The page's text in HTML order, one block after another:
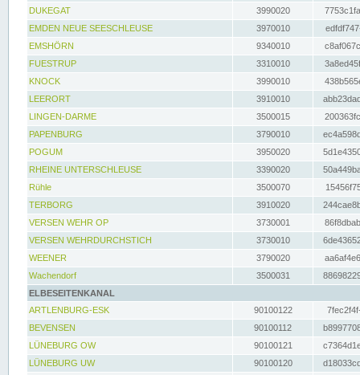
DUKEGAT
3990020
EMDEN NEUE SEESCHLEUSE
3970010
EMSHÖRN
9340010
FUESTRUP
3310010
KNOCK
3990010
LEERORT
3910010
LINGEN-DARME
3500015
PAPENBURG
3790010
POGUM
3950020
RHEINE UNTERSCHLEUSE
3390020
Rühle
3500070
TERBORG
3910020
VERSEN WEHR OP
3730001
VERSEN WEHRDURCHSTICH
3730010
WEENER
3790020
Wachendorf
3500031
ELBESEITENKANAL
ARTLENBURG-ESK
90100122
BEVENSEN
90100112
LÜNEBURG OW
90100121
LÜNEBURG UW
90100120